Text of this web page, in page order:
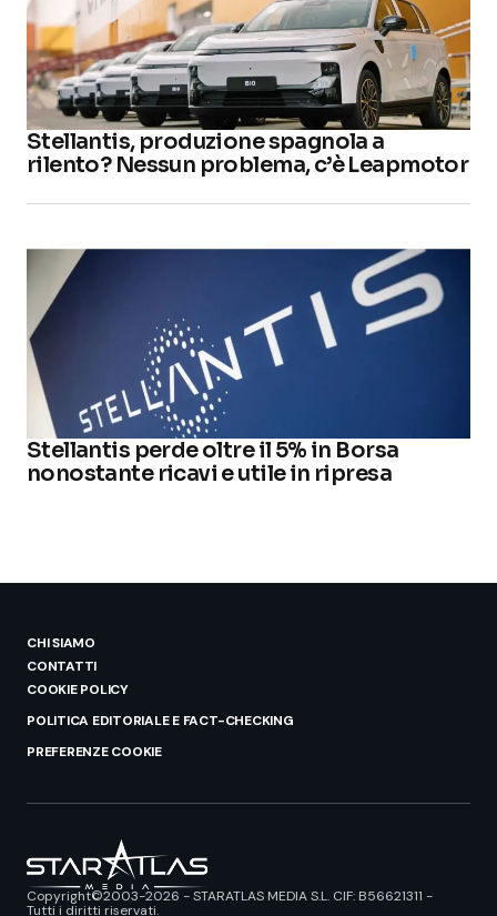
Stellantis, produzione spagnola a
rilento? Nessun problema, c’è Leapmotor
Stellantis perde oltre il 5% in Borsa
nonostante ricavi e utile in ripresa
CHI SIAMO
CONTATTI
COOKIE POLICY
POLITICA EDITORIALE E FACT-CHECKING
PREFERENZE COOKIE
Copyright©2003-2026 - STARATLAS MEDIA S.L. CIF: B56621311 -
Tutti i diritti riservati.